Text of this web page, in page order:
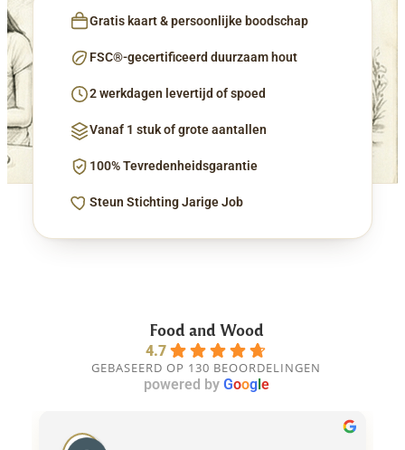
Gratis kaart & persoonlijke boodschap
FSC®-gecertificeerd duurzaam hout
2 werkdagen levertijd of spoed
Vanaf 1 stuk of grote aantallen
100% Tevredenheidsgarantie
Steun Stichting Jarige Job
Food and Wood
4.7
GEBASEERD OP 130 BEOORDELINGEN
powered by Googl e